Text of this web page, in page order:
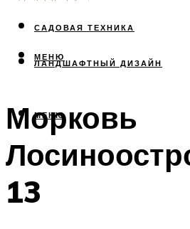
САДОВАЯ ТЕХНИКА
ЛАНДШАФТНЫЙ ДИЗАЙН
МЕНЮ
МЕНЮ
Морковь
13